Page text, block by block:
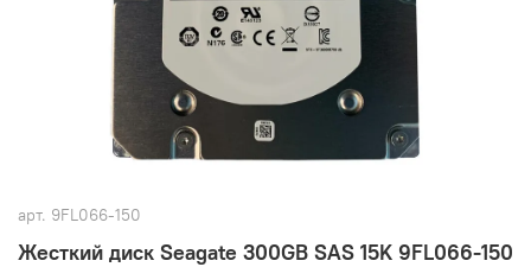
арт. 9FL066-150
Жесткий диск Seagate 300GB SAS 15K 9FL066-150